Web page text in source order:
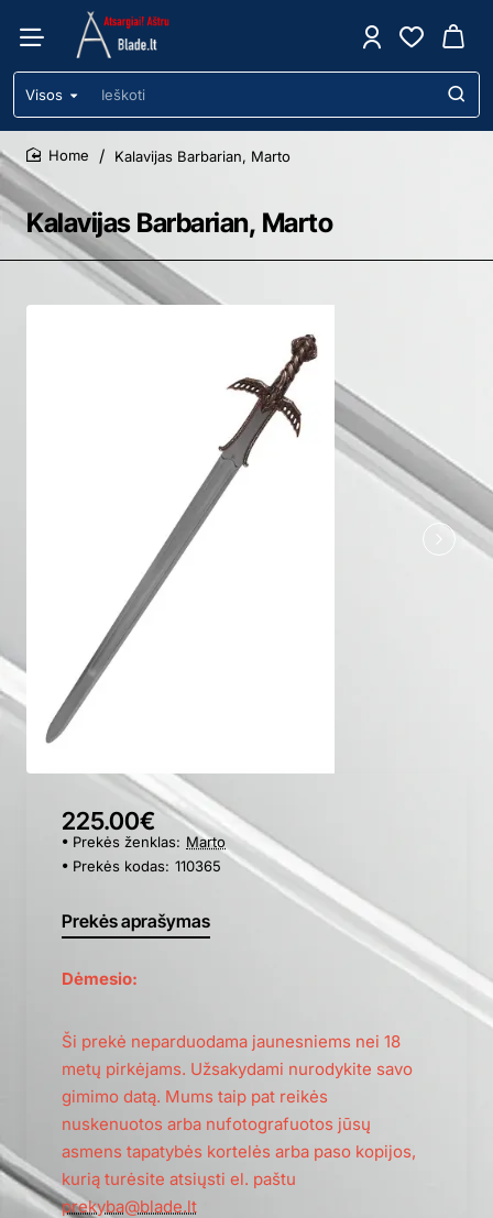
Visos
Ieškoti
Kalavijas Barbarian, Marto
home
Kalavijas Barbarian, Marto
225.00€
Prekės ženklas: Marto
Prekės kodas: 110365
Prekės aprašymas
Dėmesio:
Ši prekė neparduodama jaunesniems nei 18
metų pirkėjams. Užsakydami nurodykite savo
gimimo datą. Mums taip pat reikės
nuskenuotos arba nufotografuotos jūsų
asmens tapatybės kortelės arba paso kopijos,
kurią turėsite atsiųsti el. paštu
prekyba@blade.lt